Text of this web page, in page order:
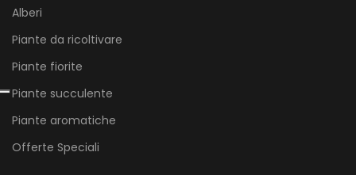
Alberi
Piante da ricoltivare
Piante fiorite
Piante succulente
Piante aromatiche
Offerte Speciali